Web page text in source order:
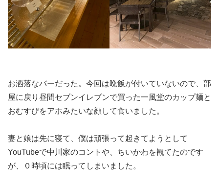
お洒落なバーだった。今回は晩飯が付いていないので、部
屋に戻り昼間セブンイレブンで買った一風堂のカップ麺と
おむすびをアホみたいな顔して食いました。
妻と娘は先に寝て、僕は頑張って起きてようとして
YouTubeで中川家のコントや、ちいかわを観てたのです
が、０時頃には眠ってしまいました。